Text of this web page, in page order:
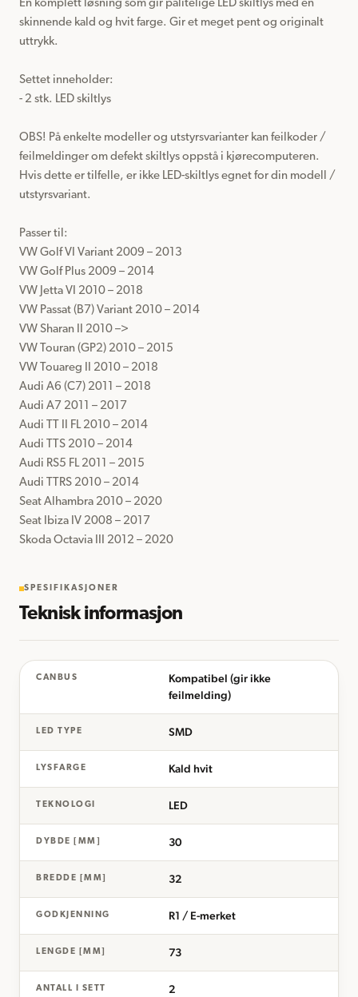
En komplett løsning som gir pålitelige LED skiltlys med en
skinnende kald og hvit farge. Gir et meget pent og originalt
uttrykk.
Settet inneholder:
- 2 stk. LED skiltlys
OBS! På enkelte modeller og utstyrsvarianter kan feilkoder /
feilmeldinger om defekt skiltlys oppstå i kjørecomputeren.
Hvis dette er tilfelle, er ikke LED-skiltlys egnet for din modell /
utstyrsvariant.
Passer til:
VW Golf VI Variant 2009 – 2013
VW Golf Plus 2009 – 2014
VW Jetta VI 2010 – 2018
VW Passat (B7) Variant 2010 – 2014
VW Sharan II 2010 –>
VW Touran (GP2) 2010 – 2015
VW Touareg II 2010 – 2018
Audi A6 (C7) 2011 – 2018
Audi A7 2011 – 2017
Audi TT II FL 2010 – 2014
Audi TTS 2010 – 2014
Audi RS5 FL 2011 – 2015
Audi TTRS 2010 – 2014
Seat Alhambra 2010 – 2020
Seat Ibiza IV 2008 – 2017
Skoda Octavia III 2012 – 2020
SPESIFIKASJONER
Teknisk informasjon
CANBUS
Kompatibel (gir ikke
feilmelding)
LED TYPE SMD
LYSFARGE Kald hvit
TEKNOLOGI LED
DYBDE [MM] 30
BREDDE [MM] 32
GODKJENNING R1 / E-merket
LENGDE [MM] 73
ANTALL I SETT 2